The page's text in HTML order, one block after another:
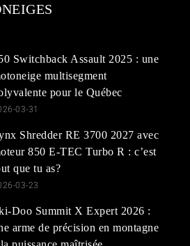
Switchback Assault 2025 : une
multisegment
pour le Québec
03-31
Shredder RE 3700 2027 avec
850 E-TEC Turbo R : c’est
que tu as?
03-23
Doo Summit X Expert 2026 :
arme de précision en montagne